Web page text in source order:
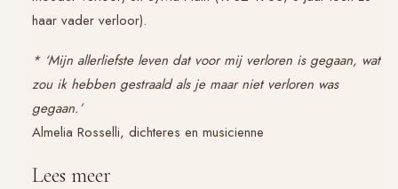
haar vader verloor).
* ‘Mijn allerliefste leven dat voor mij verloren is gegaan, wat
zou ik hebben gestraald als je maar niet verloren was
gegaan.’
Almelia Rosselli, dichteres en musicienne
Lees meer